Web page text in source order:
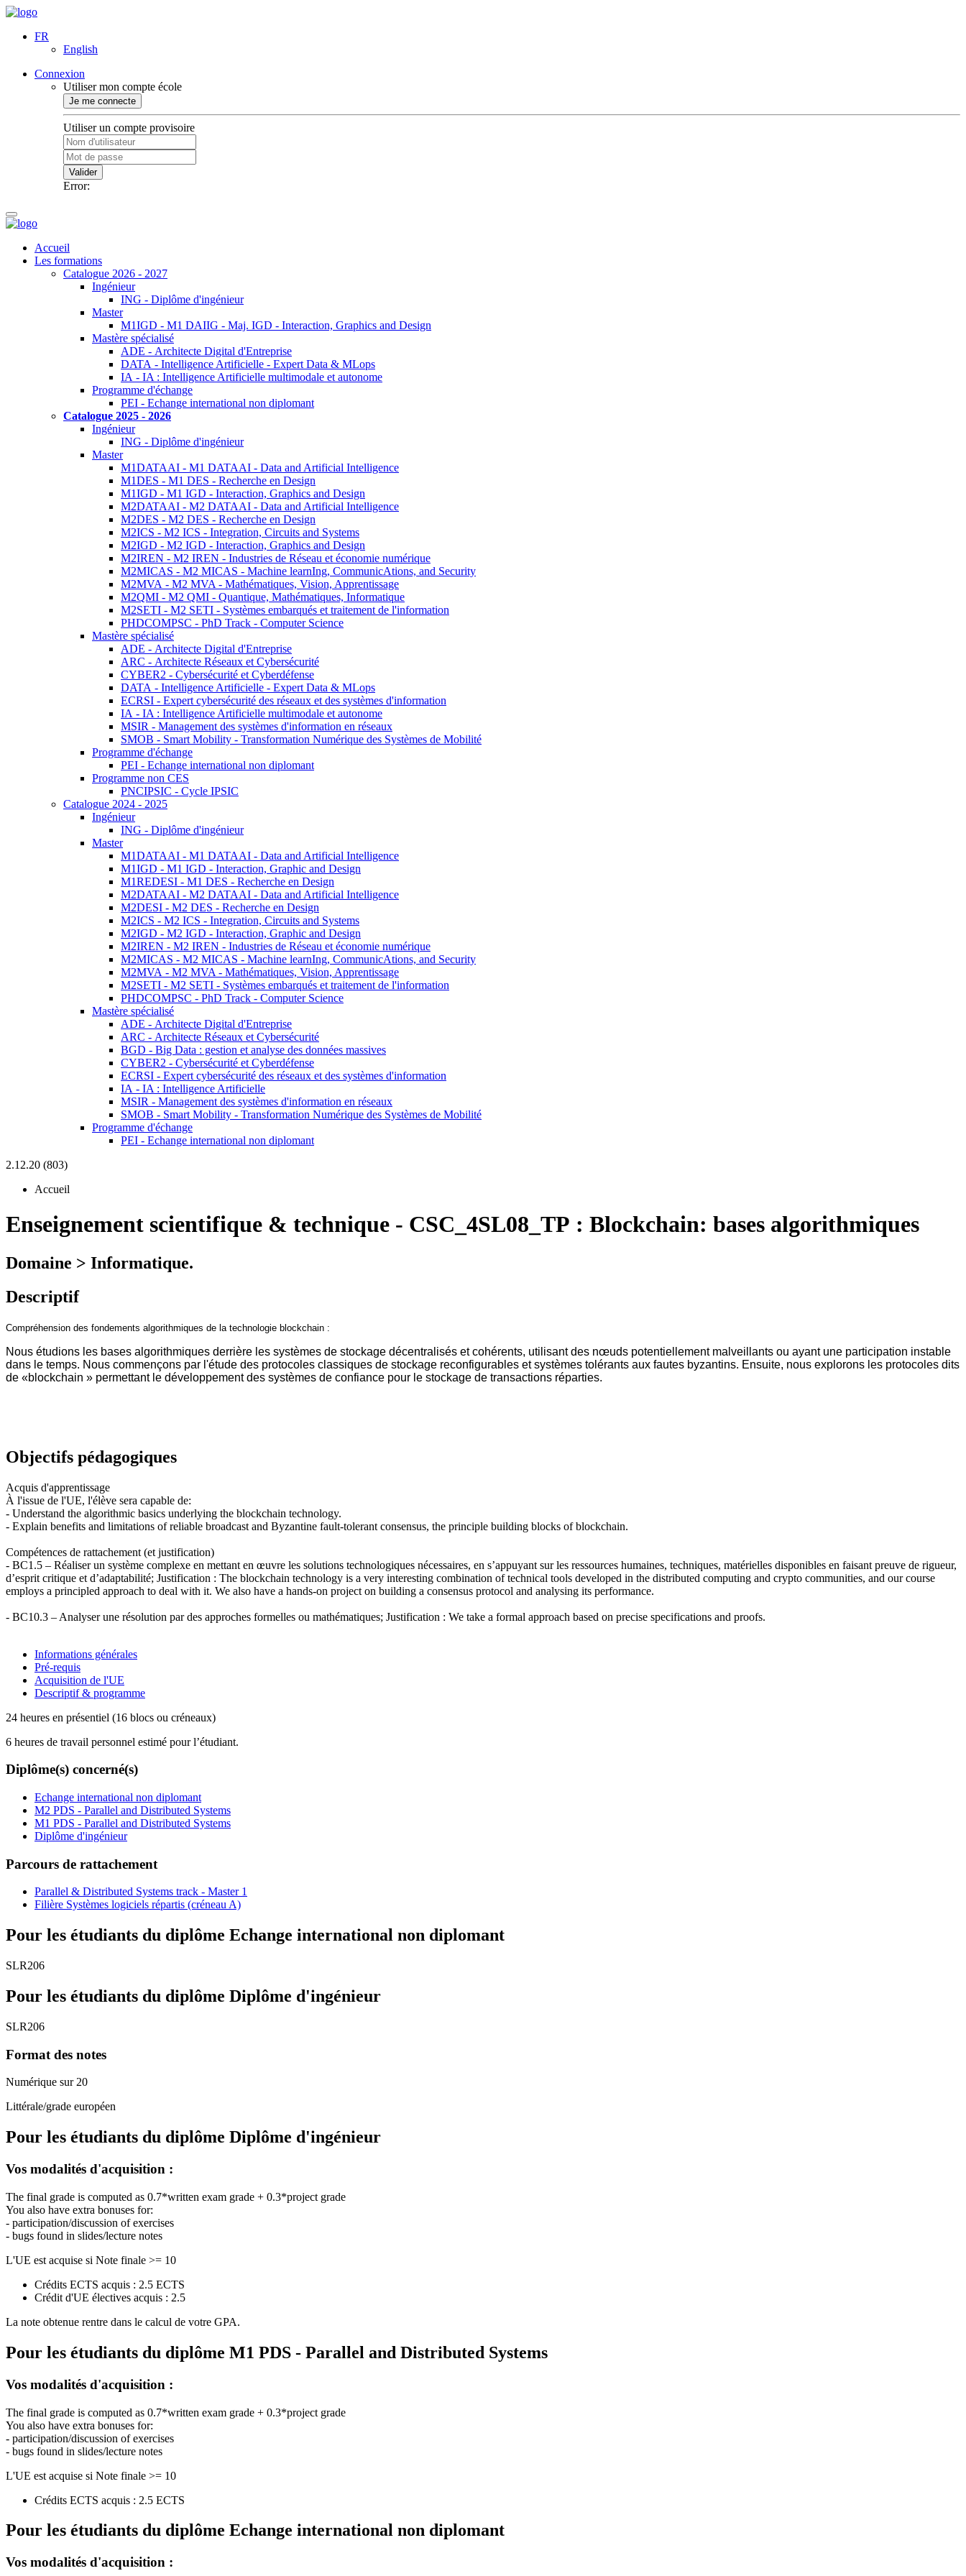
FR
English
Connexion
Utiliser mon compte école
Je me connecte
Utiliser un compte provisoire
Valider
Error:
Accueil
Les formations
Catalogue 2026 - 2027
Ingénieur
ING - Diplôme d'ingénieur
Master
M1IGD - M1 DAIIG - Maj. IGD - Interaction, Graphics and Design
Mastère spécialisé
ADE - Architecte Digital d'Entreprise
DATA - Intelligence Artificielle - Expert Data & MLops
IA - IA : Intelligence Artificielle multimodale et autonome
Programme d'échange
PEI - Echange international non diplomant
Catalogue 2025 - 2026
Ingénieur
ING - Diplôme d'ingénieur
Master
M1DATAAI - M1 DATAAI - Data and Artificial Intelligence
M1DES - M1 DES - Recherche en Design
M1IGD - M1 IGD - Interaction, Graphics and Design
M2DATAAI - M2 DATAAI - Data and Artificial Intelligence
M2DES - M2 DES - Recherche en Design
M2ICS - M2 ICS - Integration, Circuits and Systems
M2IGD - M2 IGD - Interaction, Graphics and Design
M2IREN - M2 IREN - Industries de Réseau et économie numérique
M2MICAS - M2 MICAS - Machine learnIng, CommunicAtions, and Security
M2MVA - M2 MVA - Mathématiques, Vision, Apprentissage
M2QMI - M2 QMI - Quantique, Mathématiques, Informatique
M2SETI - M2 SETI - Systèmes embarqués et traitement de l'information
PHDCOMPSC - PhD Track - Computer Science
Mastère spécialisé
ADE - Architecte Digital d'Entreprise
ARC - Architecte Réseaux et Cybersécurité
CYBER2 - Cybersécurité et Cyberdéfense
DATA - Intelligence Artificielle - Expert Data & MLops
ECRSI - Expert cybersécurité des réseaux et des systèmes d'information
IA - IA : Intelligence Artificielle multimodale et autonome
MSIR - Management des systèmes d'information en réseaux
SMOB - Smart Mobility - Transformation Numérique des Systèmes de Mobilité
Programme d'échange
PEI - Echange international non diplomant
Programme non CES
PNCIPSIC - Cycle IPSIC
Catalogue 2024 - 2025
Ingénieur
ING - Diplôme d'ingénieur
Master
M1DATAAI - M1 DATAAI - Data and Artificial Intelligence
M1IGD - M1 IGD - Interaction, Graphic and Design
M1REDESI - M1 DES - Recherche en Design
M2DATAAI - M2 DATAAI - Data and Artificial Intelligence
M2DESI - M2 DES - Recherche en Design
M2ICS - M2 ICS - Integration, Circuits and Systems
M2IGD - M2 IGD - Interaction, Graphic and Design
M2IREN - M2 IREN - Industries de Réseau et économie numérique
M2MICAS - M2 MICAS - Machine learnIng, CommunicAtions, and Security
M2MVA - M2 MVA - Mathématiques, Vision, Apprentissage
M2SETI - M2 SETI - Systèmes embarqués et traitement de l'information
PHDCOMPSC - PhD Track - Computer Science
Mastère spécialisé
ADE - Architecte Digital d'Entreprise
ARC - Architecte Réseaux et Cybersécurité
BGD - Big Data : gestion et analyse des données massives
CYBER2 - Cybersécurité et Cyberdéfense
ECRSI - Expert cybersécurité des réseaux et des systèmes d'information
IA - IA : Intelligence Artificielle
MSIR - Management des systèmes d'information en réseaux
SMOB - Smart Mobility - Transformation Numérique des Systèmes de Mobilité
Programme d'échange
PEI - Echange international non diplomant
2.12.20 (803)
Accueil
Enseignement scientifique & technique - CSC_4SL08_TP : Blockchain: bases algorithmiques
Domaine > Informatique.
Descriptif
Compréhension des fondements algorithmiques de la technologie blockchain :
Nous étudions les bases algorithmiques derrière les systèmes de stockage décentralisés et cohérents, utilisant des nœuds potentiellement malveillants ou ayant une participation instable
dans le temps. Nous commençons par l'étude des protocoles classiques de stockage reconfigurables et systèmes tolérants aux fautes byzantins. Ensuite, nous explorons les protocoles dits
de «blockchain » permettant le développement des systèmes de confiance pour le stockage de transactions réparties.
Objectifs pédagogiques
Acquis d'apprentissage
À l'issue de l'UE, l'élève sera capable de:
- Understand the algorithmic basics underlying the blockchain technology.
- Explain benefits and limitations of reliable broadcast and Byzantine fault-tolerant consensus, the principle building blocks of blockchain.
Compétences de rattachement (et justification)
- BC1.5 – Réaliser un système complexe en mettant en œuvre les solutions technologiques nécessaires, en s’appuyant sur les ressources humaines, techniques, matérielles disponibles en faisant preuve de rigueur,
d’esprit critique et d’adaptabilité; Justification : The blockchain technology is a very interesting combination of technical tools developed in the distributed computing and crypto communities, and our course
employs a principled approach to deal with it. We also have a hands-on project on building a consensus protocol and analysing its performance.
- BC10.3 – Analyser une résolution par des approches formelles ou mathématiques; Justification : We take a formal approach based on precise specifications and proofs.
Informations générales
Pré-requis
Acquisition de l'UE
Descriptif & programme
24 heures en présentiel (16 blocs ou créneaux)
6 heures de travail personnel estimé pour l’étudiant.
Diplôme(s) concerné(s)
Echange international non diplomant
M2 PDS - Parallel and Distributed Systems
M1 PDS - Parallel and Distributed Systems
Diplôme d'ingénieur
Parcours de rattachement
Parallel & Distributed Systems track - Master 1
Filière Systèmes logiciels répartis (créneau A)
Pour les étudiants du diplôme Echange international non diplomant
SLR206
Pour les étudiants du diplôme Diplôme d'ingénieur
SLR206
Format des notes
Numérique sur 20
Littérale/grade européen
Pour les étudiants du diplôme Diplôme d'ingénieur
Vos modalités d'acquisition :
The final grade is computed as 0.7*written exam grade + 0.3*project grade
You also have extra bonuses for:
- participation/discussion of exercises
- bugs found in slides/lecture notes
L'UE est acquise si Note finale >= 10
Crédits ECTS acquis : 2.5 ECTS
Crédit d'UE électives acquis : 2.5
La note obtenue rentre dans le calcul de votre GPA.
Pour les étudiants du diplôme M1 PDS - Parallel and Distributed Systems
Vos modalités d'acquisition :
The final grade is computed as 0.7*written exam grade + 0.3*project grade
You also have extra bonuses for:
- participation/discussion of exercises
- bugs found in slides/lecture notes
L'UE est acquise si Note finale >= 10
Crédits ECTS acquis : 2.5 ECTS
Pour les étudiants du diplôme Echange international non diplomant
Vos modalités d'acquisition :